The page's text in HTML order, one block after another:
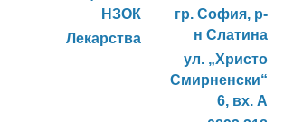
НЗОК
Лекарства
гр. София, р-
н Слатина
ул. „Христо
Смирненски“
6, вх. А